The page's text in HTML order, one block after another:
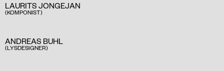
LAURITS JONGEJAN
(KOMPONIST)
ANDREAS BUHL
(LYSDESIGNER)